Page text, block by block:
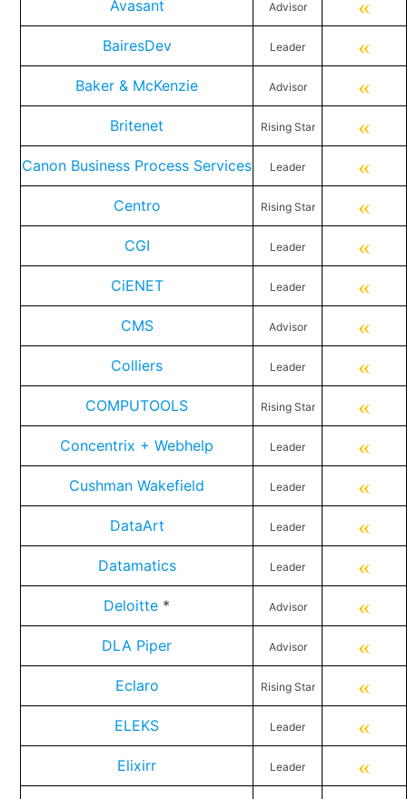
Avasant Advisor «
BairesDev Leader «
Baker & McKenzie Advisor «
Britenet Rising Star «
Canon Business Process Services Leader «
Centro Rising Star «
CGI Leader «
CiENET Leader «
CMS Advisor «
Colliers Leader «
COMPUTOOLS Rising Star «
Concentrix + Webhelp Leader «
Cushman Wakefield Leader «
DataArt Leader «
Datamatics Leader «
Deloitte * Advisor «
DLA Piper Advisor «
Eclaro Rising Star «
ELEKS Leader «
Elixirr Leader «